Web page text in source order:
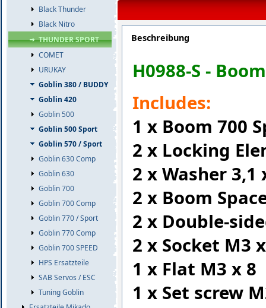
Black Thunder
Black Nitro
THUNDER SPORT
COMET
URUKAY
Goblin 380 / BUDDY
Goblin 420
Goblin 500
Goblin 500 Sport
Goblin 570 / Sport
Goblin 630 Comp
Goblin 630
Goblin 700
Goblin 700 Comp
Goblin 770 / Sport
Goblin 770 Comp
Goblin 700 SPEED
HPS Ersatzteile
SAB Servos / ESC
Tuning Goblin
Beschreibung
H0988-S -
Includes:
1 x Boom 700
2 x Locking
2 x Washer 3,1
2 x Boom
2 x Double-
2 x Socket M3
1 x Flat M3 x 8
1 x Set screw